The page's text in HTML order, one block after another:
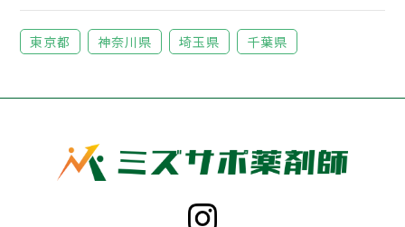
東京都 神奈川県 埼玉県 千葉県